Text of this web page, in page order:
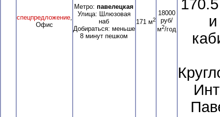
спецпредложение,
Офис
Метро: павелецкая
Улица: Шлюзовая
наб
Добираться: меньше
8 минут пешком
171 м2
18000
руб/
м2/год